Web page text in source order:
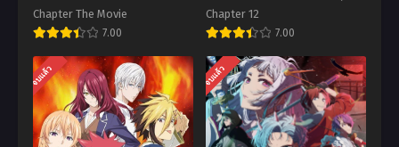
Sins Movie Prisoners of the
Sky ศึกตํานาน 7 อัศวิน เดอะมูฟ
วี่
Chapter The Movie
7.00
อ
นิ
เมะ
Nanatsu
เอาแล้วไง ยัยแฟนเก่าดันเป็น
ลูกสาวแม่ใหม่ ตอนที่1-12 พากย์
ไทย+ซับไทย
Chapter 12
7.00
อ
นิ
เมะ
Mamahaha
จบแล้ว จบแล้ว